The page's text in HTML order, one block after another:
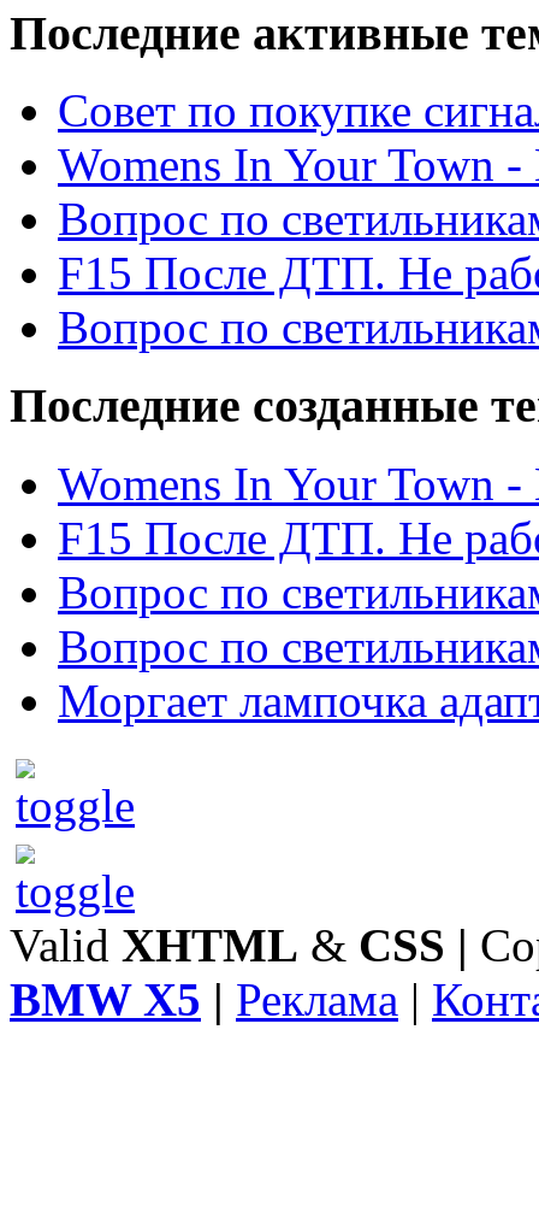
Последние активные
Cовет по покупке
Womens In Your Town
Вопрос по
F15 После ДТП. Не
Вопрос по
Последние созданные
Womens In Your Town
F15 После ДТП. Не
Вопрос по
Вопрос по
Моргает лампочка
Valid XHTML & CSS |
BMW X5 | Реклама |